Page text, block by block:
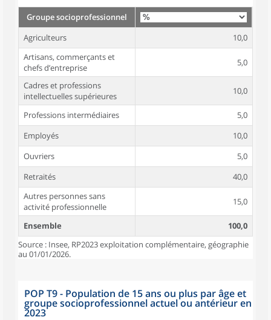
Groupe socioprofessionnel
Agriculteurs
10,0
Artisans, commerçants et
chefs d’entreprise
5,0
Cadres et professions
intellectuelles supérieures
10,0
Professions intermédiaires
5,0
Employés
10,0
Ouvriers
5,0
Retraités
40,0
Autres personnes sans
activité professionnelle
15,0
Ensemble
100,0
Source : Insee, RP2023 exploitation complémentaire, géographie
au 01/01/2026.
POP T9 - Population de 15 ans ou plus par âge et
groupe socioprofessionnel actuel ou antérieur en
2023